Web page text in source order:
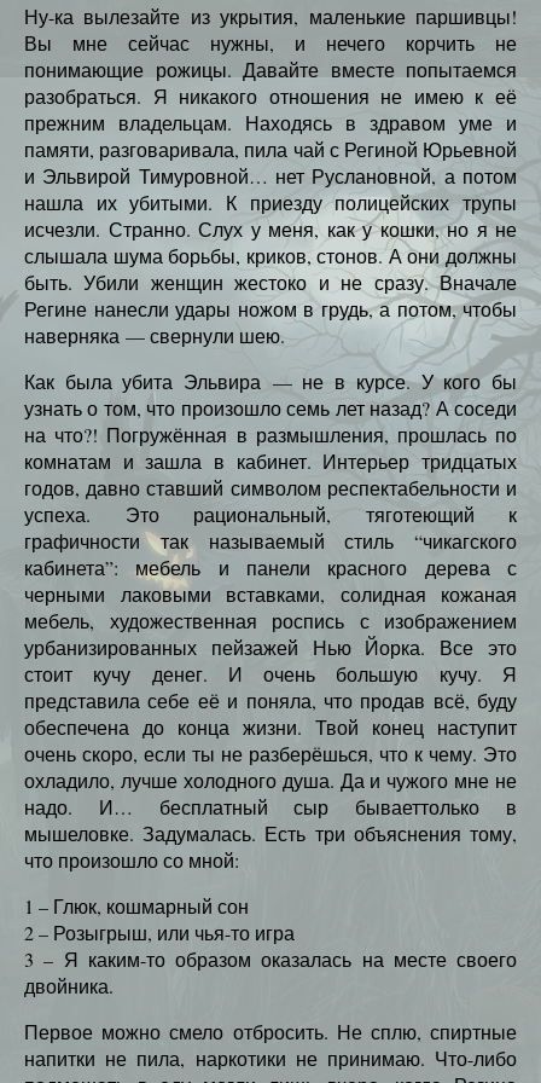
Ну-ка вылезайте из укрытия, маленькие паршивцы!
Вы мне сейчас нужны, и нечего корчить не
понимающие рожицы. Давайте вместе попытаемся
разобраться. Я никакого отношения не имею к её
прежним владельцам. Находясь в здравом уме и
памяти, разговаривала, пила чай с Региной Юрьевной
и Эльвирой Тимуровной… нет Руслановной, а потом
нашла их убитыми. К приезду полицейских трупы
исчезли. Странно. Слух у меня, как у кошки, но я не
слышала шума борьбы, криков, стонов. А они должны
быть. Убили женщин жестоко и не сразу. Вначале
Регине нанесли удары ножом в грудь, а потом, чтобы
наверняка — свернули шею.
Как была убита Эльвира — не в курсе. У кого бы
узнать о том, что произошло семь лет назад? А соседи
на что?! Погружённая в размышления, прошлась по
комнатам и зашла в кабинет. Интерьер тридцатых
годов, давно ставший символом респектабельности и
успеха. Это рациональный, тяготеющий к
графичности так называемый стиль “чикагского
кабинета”: мебель и панели красного дерева с
черными лаковыми вставками, солидная кожаная
мебель, художественная роспись с изображением
урбанизированных пейзажей Нью Йорка. Все это
стоит кучу денег. И очень большую кучу. Я
представила себе её и поняла, что продав всё, буду
обеспечена до конца жизни. Твой конец наступит
очень скоро, если ты не разберёшься, что к чему. Это
охладило, лучше холодного душа. Да и чужого мне не
надо. И… бесплатный сыр бываеттолько в
мышеловке. Задумалась. Есть три объяснения тому,
что произошло со мной:
1 – Глюк, кошмарный сон
2 – Розыгрыш, или чья-то игра
3 – Я каким-то образом оказалась на месте своего
двойника.
Первое можно смело отбросить. Не сплю, спиртные
напитки не пила, наркотики не принимаю. Что-либо